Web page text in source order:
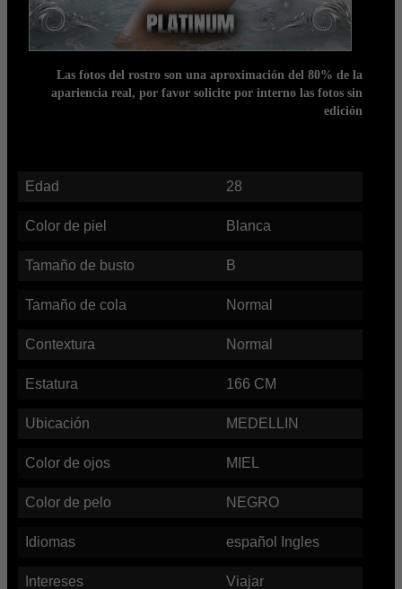
Las fotos del rostro son una aproximación del 80% de la
apariencia real, por favor solicite por interno las fotos sin
edición
Edad 28
Color de piel Blanca
Tamaño de busto B
Tamaño de cola Normal
Contextura Normal
Estatura 166 CM
Ubicación MEDELLIN
Color de ojos MIEL
Color de pelo NEGRO
Idiomas español Ingles
Intereses Viajar